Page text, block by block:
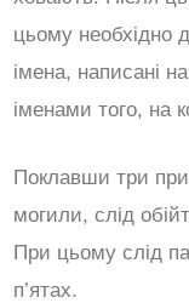
цьому необхідно
імена, написані
іменами того, на
Поклавши три
могили, слід
При цьому слід
п’ятах.